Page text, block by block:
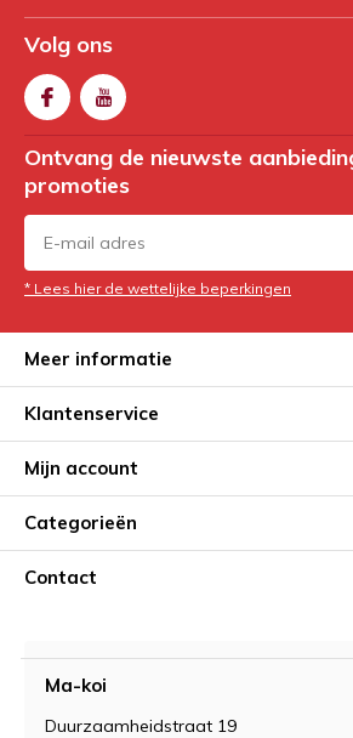
Volg ons
Ontvang de nieuwste
promoties
* Lees hier de wettelijke beperkingen
Meer informatie
Klantenservice
Mijn account
Categorieën
Contact
Ma-koi
Duurzaamheidstraat 19